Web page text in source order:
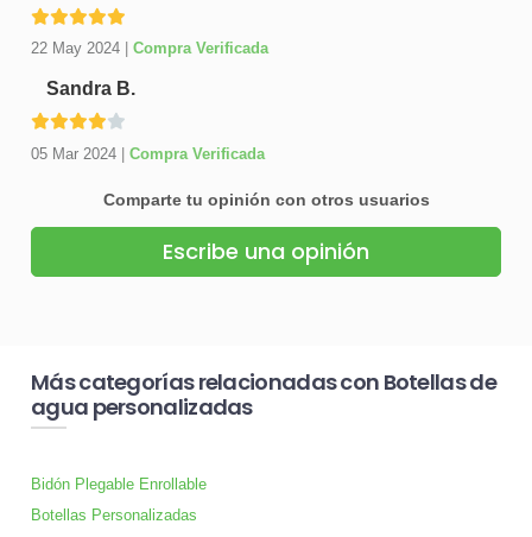
22 May 2024 Compra Verificada
Sandra B.
05 Mar 2024 | Compra Verificada
Comparte tu opinión con otros usuarios
Escribe una opinión
Más categorías relacionadas con Botellas de
agua personalizadas
Bidón Plegable Enrollable
Botellas Personalizadas